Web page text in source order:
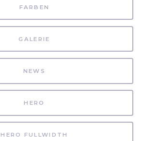
FARBEN
GALERIE
NEWS
HERO
HERO FULLWIDTH